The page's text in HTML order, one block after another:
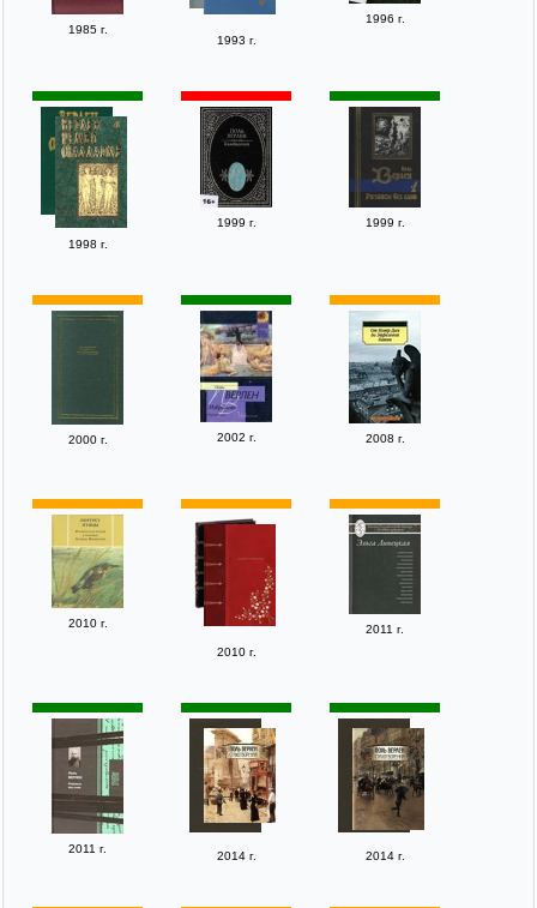
1985 г.
1993 г.
1996 г.
1998 г.
1999 г. 1999 г.
2000 г. 2002 г. 2008 г.
2010 г.
2010 г.
2011 г.
2011 г.
2014 г. 2014 г.